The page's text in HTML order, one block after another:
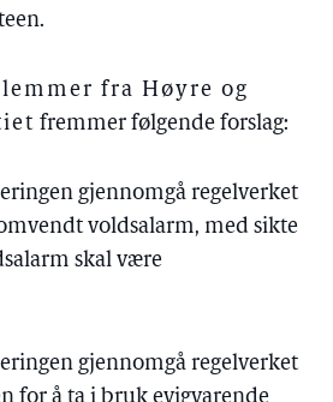
fra Høyre og
fremmer følgende forslag:
gjennomgå regelverket
voldsalarm, med sikte
skal være
gjennomgå regelverket